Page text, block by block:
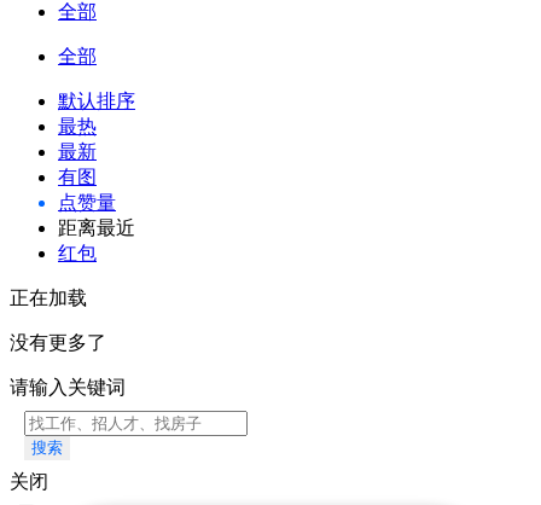
全部
全部
默认排序
最热
最新
有图
点赞量
距离最近
红包
正在加载
没有更多了
请输入关键词
搜索
关闭